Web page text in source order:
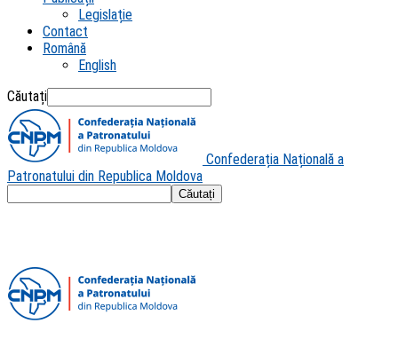
Legislație
Contact
Română
English
Căutați
Confederația Națională a
Patronatului din Republica Moldova